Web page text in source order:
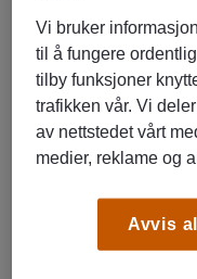
Vi søker nå en
butikkmedarbeider i
Arbeidsoppgaver
Kundemottak,
andre
Metallanalyse
og prisvurdering
smelting
Vi bruker
til å fungere
tilby funksjoner
trafikken vår. Vi
av nettstedet vårt
medier, reklame og
Avvis